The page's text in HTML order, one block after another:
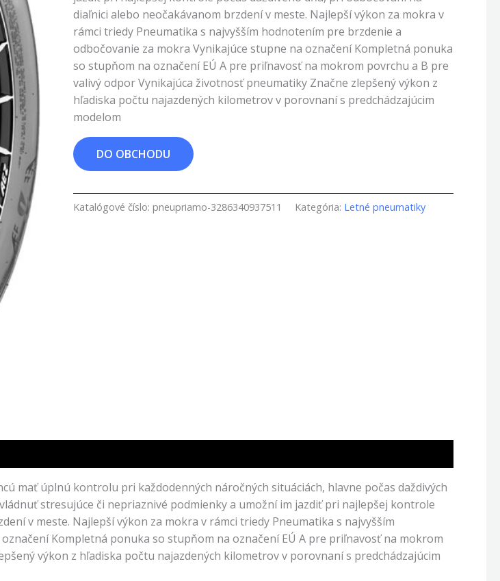
diaľnici alebo neočakávanom brzdení v meste. Najlepší výkon za mokra v
rámci triedy Pneumatika s najvyšším hodnotením pre brzdenie a
odbočovanie za mokra Vynikajúce stupne na označení Kompletná ponuka
so stupňom na označení EÚ A pre priľnavosť na mokrom povrchu a B pre
valivý odpor Vynikajúca životnosť pneumatiky Značne zlepšený výkon z
hľadiska počtu najazdených kilometrov v porovnaní s predchádzajúcim
modelom
DO OBCHODU
Katalógové číslo:pneupriamo-3286340937511 Kategória: Letné pneumatiky
mať úplnú kontrolu pri každodenných náročných situáciách, hlavne počas daždivých
stresujúce či nepriaznivé podmienky a umožní im jazdiť pri najlepšej kontrole
v meste. Najlepší výkon za mokra v rámci triedy Pneumatika s najvyšším
Kompletná ponuka so stupňom na označení EÚ A pre priľnavosť na mokrom
výkon z hľadiska počtu najazdených kilometrov v porovnaní s predchádzajúcim